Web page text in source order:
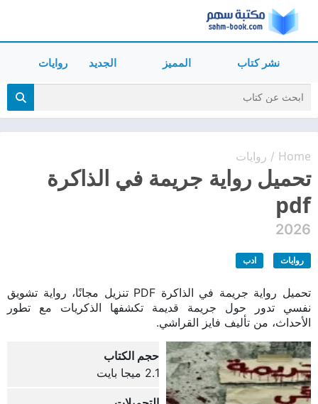
نشر كتاب المميز الجديد روايات
Home
/ روايات
تحميل رواية جريمة في الذاكرة
pdf
2026
روايات ادب
تحميل رواية جريمة في الذاكرة PDF تنزيل مجانًا، رواية تشويق
نفسي تدور حول جريمة قديمة تكشفها الذكريات مع تطور
الأحداث، من تأليف فايز القراشي.
حجم الكتاب
2.1 ميجا بايت